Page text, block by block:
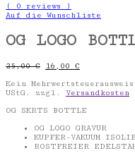
( 0 reviews )
Auf die Wunschliste
OG LOGO
25,00€ 16,00 €
Kein
UStG.
zzgl. Versandkosten
OG SKRTS BOTTLE
OG LOGO GRAVUR
KUPFER-VAKUUM
ROSTFREIER